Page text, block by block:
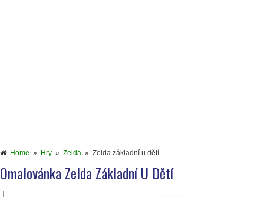
Home » Hry » Zelda » Zelda základní u dětí
Omalovánka Zelda Základní U Dětí